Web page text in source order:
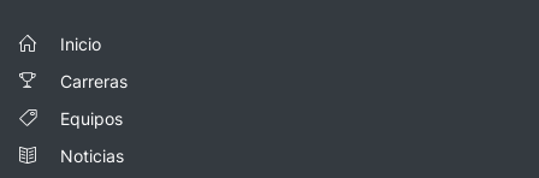
Inicio
Carreras
Equipos
Noticias